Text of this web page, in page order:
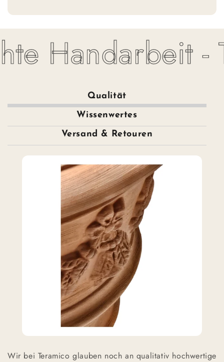
Handarbeit -
Qualität
Wissenwertes
Versand & Retouren
Wir bei Teramico glauben noch an qualitativ hochwertige